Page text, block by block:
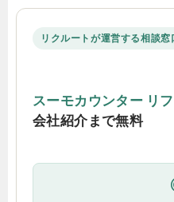
リクルートが運営する相談窓
スーモカウンター リ
会社紹介まで無料